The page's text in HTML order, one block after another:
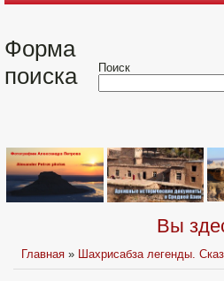
Форма
поиска
Поиск
Вы
Главная » Шахрисабза легенды.